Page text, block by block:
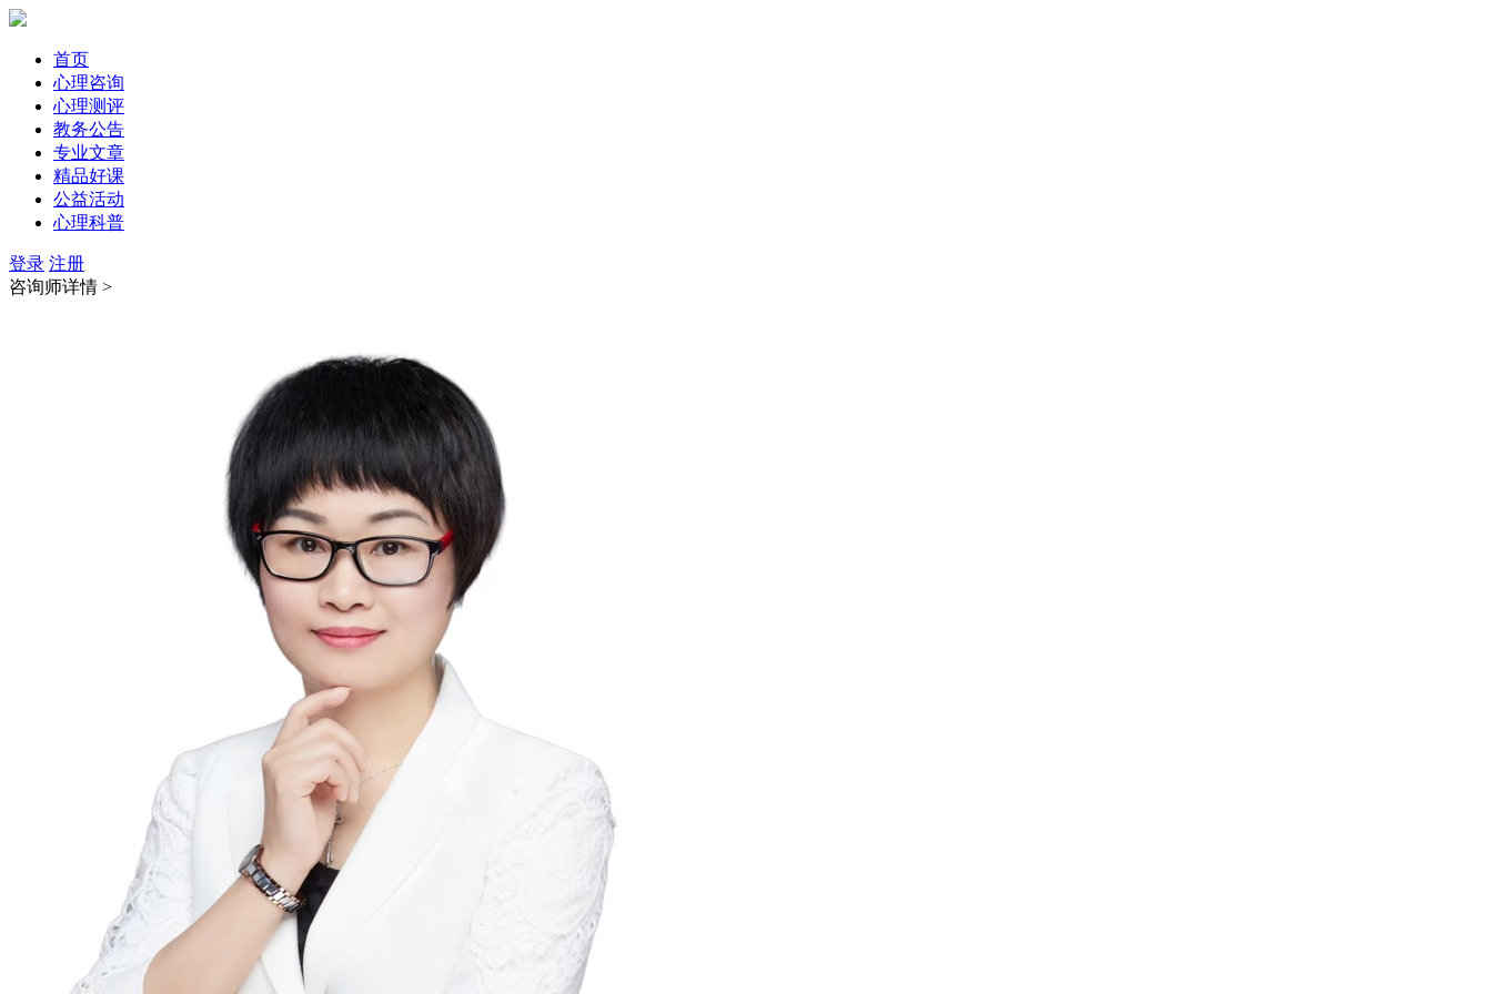
首页
心理咨询
心理测评
教务公告
专业文章
精品好课
公益活动
心理科普
登录 注册
咨询师详情 >